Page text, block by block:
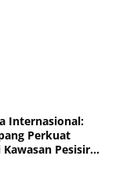
Internasional:
Perkuat
Pesisir